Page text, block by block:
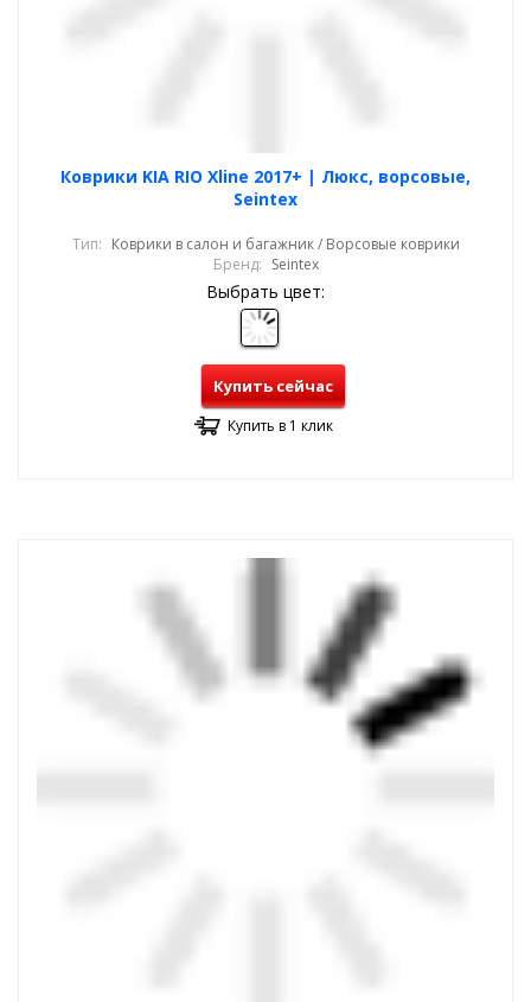
Коврики KIA RIO Xline 2017+ | Люкс, ворсовые,
Seintex
Тип: Коврики в салон и багажник / Ворсовые коврики
Бренд: Seintex
Выбрать цвет:
Купить сейчас
Купить в 1 клик